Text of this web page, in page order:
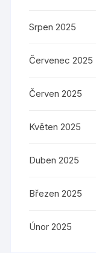
Srpen 2025
Červenec 2025
Červen 2025
Květen 2025
Duben 2025
Březen 2025
Únor 2025